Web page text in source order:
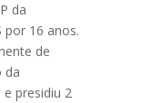
da
por 16 anos.
de
da
e presidiu 2